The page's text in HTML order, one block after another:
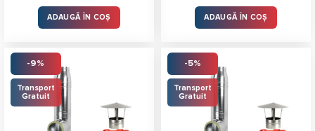
fost:
4.219,00 lei.
3.829,00 lei.
ADAUGĂ ÎN COȘ
a
fost:
4.625,00 lei.
este:
ADAUGĂ ÎN COȘ
-9%
Transport
Gratuit
-5%
Transport
Gratuit